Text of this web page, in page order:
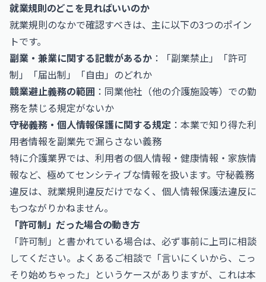
就業規則のどこを見ればいいのか
就業規則のなかで確認すべきは、主に以下の3つのポイン
トです。
副業・兼業に関する記載があるか ：「副業禁止」「許可
制」「届出制」「自由」のどれか
競業避止義務の範囲 ：同業他社（他の介護施設等）での勤
務を禁じる規定がないか
守秘義務・個人情報保護に関する規定 ：本業で知り得た利
用者情報を副業先で漏らさない義務
特に介護業界では、利用者の個人情報・健康情報・家族情
報など、極めてセンシティブな情報を扱います。守秘義務
違反は、就業規則違反だけでなく、個人情報保護法違反に
もつながりかねません。
「許可制」だった場合の動き方
「許可制」と書かれている場合は、必ず事前に上司に相談
してください。よくあるご相談で「言いにくいから、こっ
そり始めちゃった」というケースがありますが、これは本